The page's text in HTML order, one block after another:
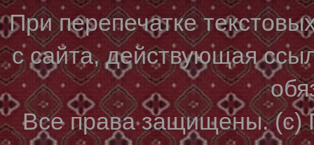
При перепечатке
с сайта, действующая
Все права защищены. (с)